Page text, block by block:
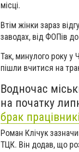
місці.
Втім жінки зараз
заводах, від ФОПів
Так, минулого року у
пішли вчитися на
Водночас
на початку
брак
Роман Клічук
ТЦК. Він додав, що